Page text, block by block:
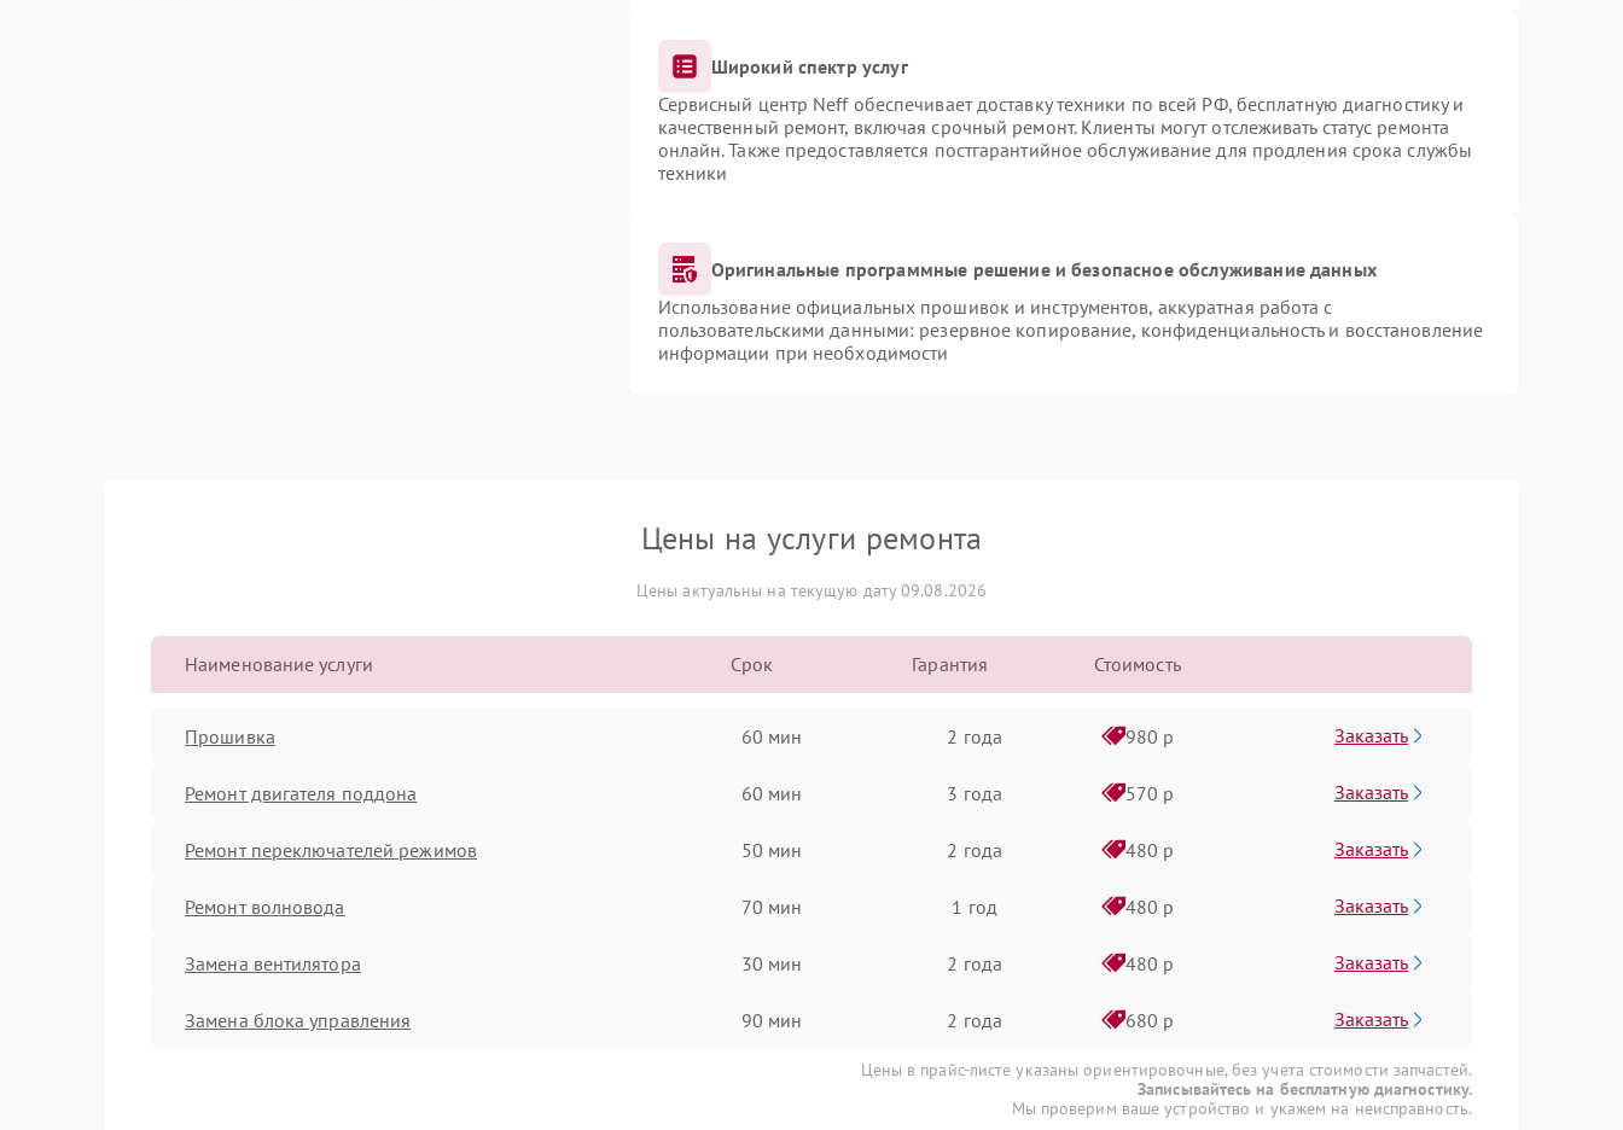
Широкий спектр услуг
Сервисный центр Neff обеспечивает доставку техники по всей РФ, бесплатную диагностику и
качественный ремонт, включая срочный ремонт. Клиенты могут отслеживать статус ремонта
онлайн. Также предоставляется постгарантийное обслуживание для продления срока службы
техники
Оригинальные программные решение и безопасное обслуживание данных
Использование официальных прошивок и инструментов, аккуратная работа с
пользовательскими данными: резервное копирование, конфиденциальность и восстановление
информации при необходимости
Цены на услуги ремонта
Цены актуальны на текущую дату 09.08.2026
Наименование услуги Срок Гарантия Стоимость
Прошивка 60 мин 2 года 980 р Заказать
Ремонт двигателя поддона 60 мин 3 года 570 р Заказать
Ремонт переключателей режимов 50 мин 2 года 480 р Заказать
Ремонт волновода 70 мин 1 год 480 р Заказать
Замена вентилятора 30 мин 2 года 480 р Заказать
Замена блока управления 90 мин 2 года 680 р Заказать
Цены в прайс-листе указаны ориентировочные, без учета стоимости запчастей.
Записывайтесь на бесплатную диагностику.
Мы проверим ваше устройство и укажем на неисправность.